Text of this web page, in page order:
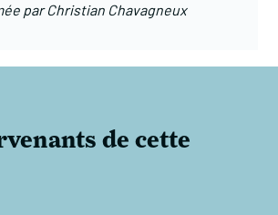
par Christian Chavagneux
de cette